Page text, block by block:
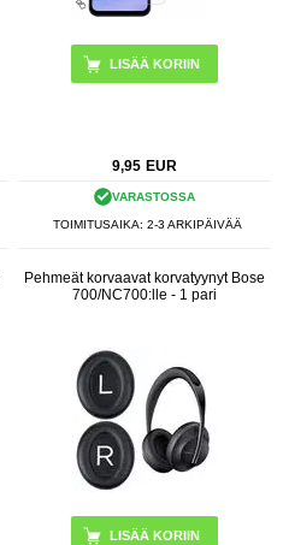
9,95 EUR
VARASTOSSA
TOIMITUSAIKA: 2-3 ARKIPÄIVÄÄ
Pehmeät korvaavat korvatyynyt Bose
700/NC700:lle - 1 pari
LISÄÄ KORIIN